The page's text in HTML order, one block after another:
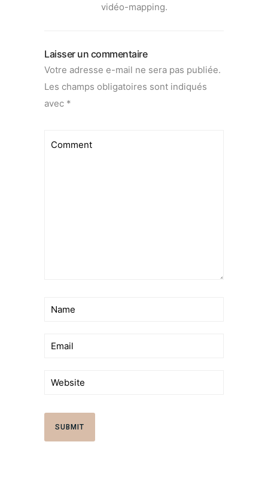
vidéo-mapping.
Laisser un commentaire
Votre adresse e-mail ne sera pas publiée.
Les champs obligatoires sont indiqués
avec *